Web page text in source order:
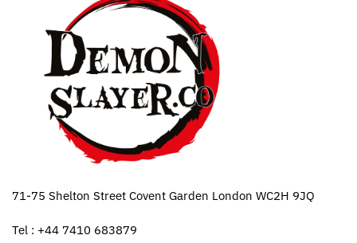
71-75 Shelton Street Covent Garden London WC2H 9JQ
Tel : +44 7410 683879